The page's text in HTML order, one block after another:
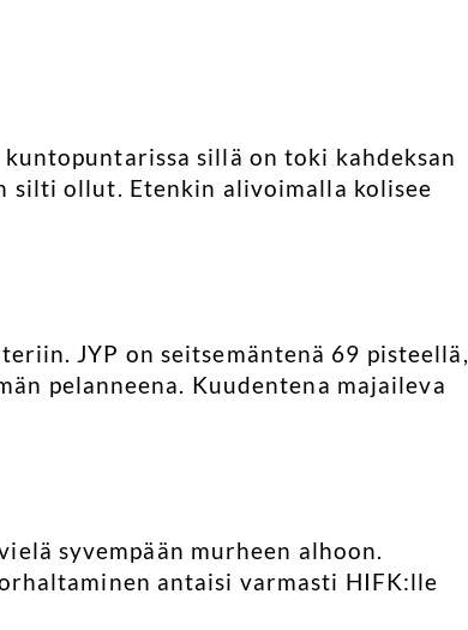
sillä on toki kahdeksan
silti ollut. Etenkin alivoimalla kolisee
JYP on seitsemäntenä 69 pisteellä,
pelanneena. Kuudentena majaileva
syvempään murheen alhoon.
antaisi varmasti HIFK:lle